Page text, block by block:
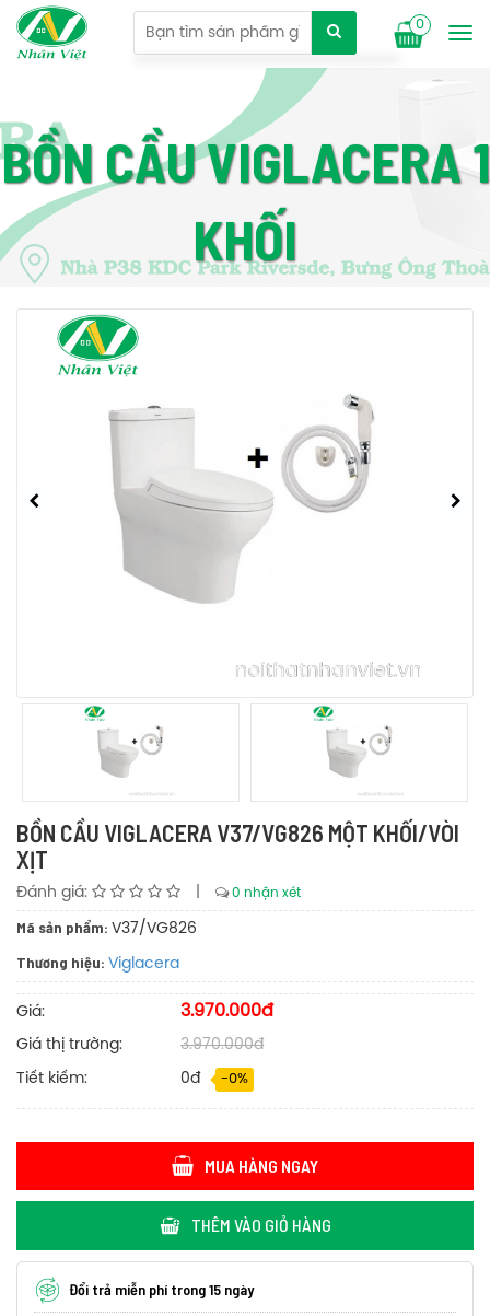
0
BỒN CẦU VIGLACERA 1
KHỐI
BỒN CẦU VIGLACERA V37/VG826 MỘT KHỐI/VÒI
XỊT
Đánh giá: 0 nhận xét
Mã sản phẩm: V37/VG826
Thương hiệu: Viglacera
Giá: 3.970.000đ
Giá thị trường: 3.970.000đ
Tiết kiếm: 0đ -0%
MUA HÀNG NGAY
THÊM VÀO GIỎ HÀNG
Đổi trả miễn phí trong 15 ngày